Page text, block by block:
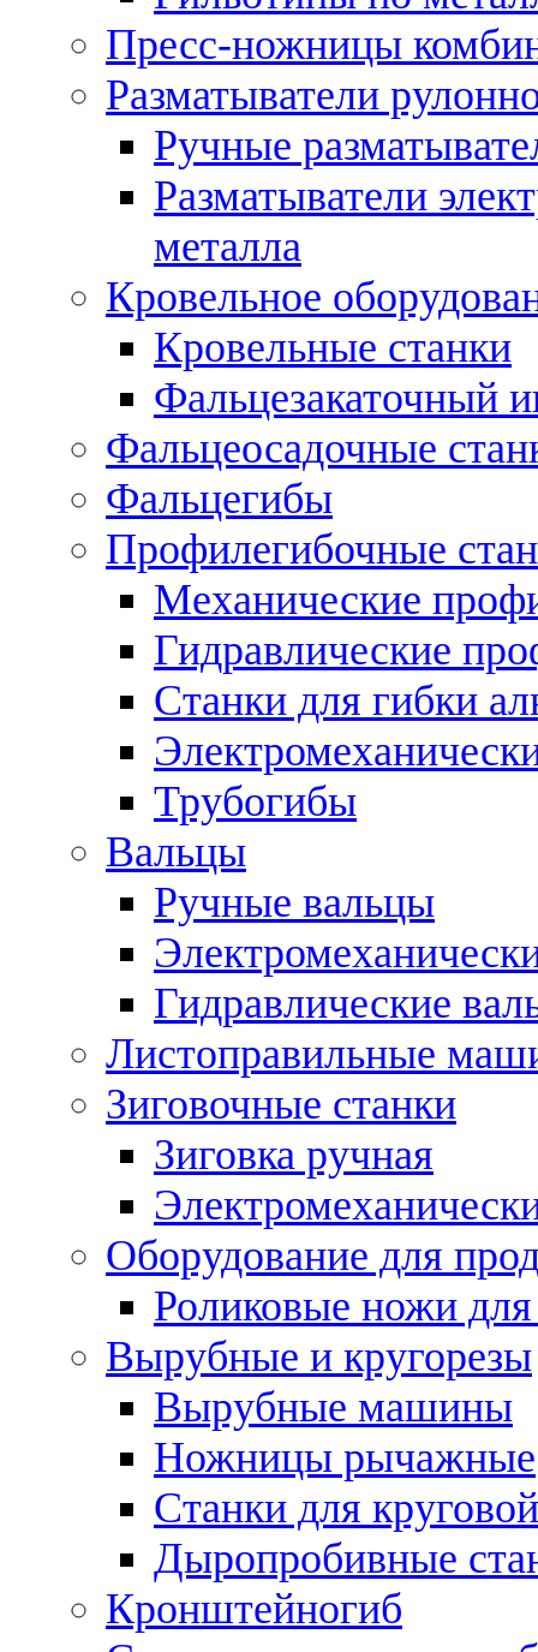
Пресс-ножницы
Разматыватели
Ручные
Разматыватели
металла
Кровельное
Кровельные станки
Фальцезакаточный
Фальцеосадочные
Фальцегибы
Профилегибочные
Механические
Гидравлические
Станки для гибки
Трубогибы
Вальцы
Ручные вальцы
Гидравлические
Листоправильные
Зиговочные станки
Зиговка ручная
Оборудование для
Роликовые ножи для
Вырубные и кругорезы
Вырубные машины
Ножницы рычажные
Станки для
Дыропробивные
Кронштейногиб